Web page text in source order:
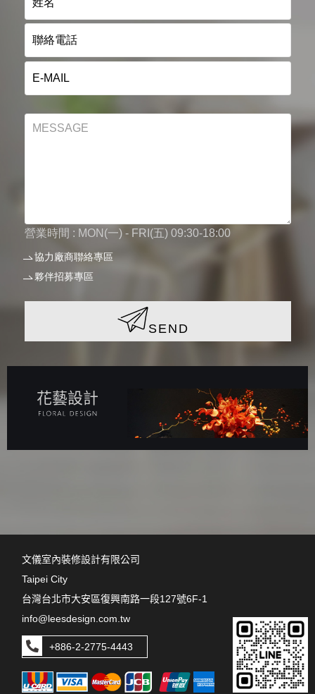
營業時間 : MON(一) - FRI(五) 09:30-18:00
協力廠商聯絡專區
夥伴招募專區
SEND
花藝設計
文儀室內裝修設計有限公司
Taipei City
台灣台北市大安區復興南路一段127號6F-1
info@leesdesign.com.tw
+886-2-2775-4443